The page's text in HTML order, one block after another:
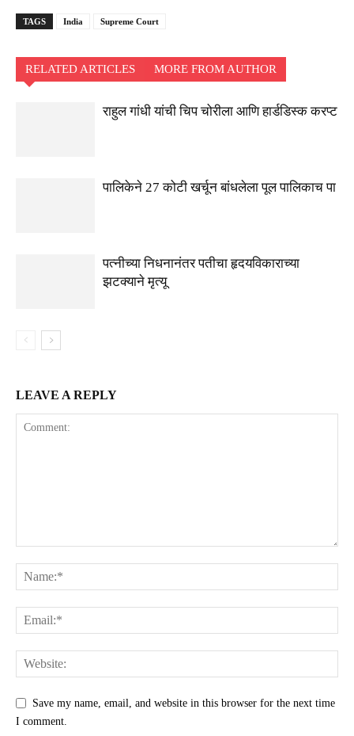
TAGS India Supreme Court
RELATED ARTICLES MORE FROM AUTHOR
राहुल गांधी यांची चिप चोरीला आणि हार्डडिस्क करप्ट
पालिकेने 27 कोटी खर्चून बांधलेला पूल पालिकाच पा
पत्नीच्या निधनानंतर पतीचा हृदयविकाराच्या
झटक्याने मृत्यू
LEAVE A REPLY
Save my name, email, and website in this browser for the next time
I comment.